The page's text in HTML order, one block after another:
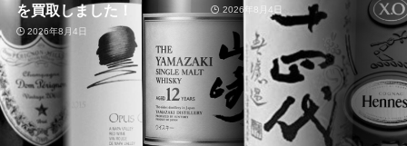
を買取しました！
2026年8月4日
2026年8月4日